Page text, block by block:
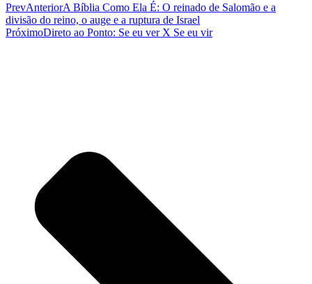
PrevAnteriorA Bíblia Como Ela É: O reinado de Salomão e a
divisão do reino, o auge e a ruptura de Israel
PróximoDireto ao Ponto: Se eu ver X Se eu vir